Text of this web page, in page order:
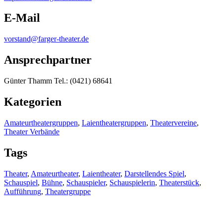
E-Mail
vorstand@farger-theater.de
Ansprechpartner
Günter Thamm Tel.: (0421) 68641
Kategorien
Amateurtheatergruppen, Laientheatergruppen, Theatervereine,
Theater Verbände
Tags
Theater, Amateurtheater, Laientheater, Darstellendes Spiel,
Schauspiel, Bühne, Schauspieler, Schauspielerin, Theaterstück,
Aufführung, Theatergruppe